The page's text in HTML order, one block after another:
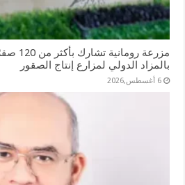
مزرعة رومانية
بالمزاد الدولي لمزارع إنتاج الصقور
6 أغسطس,2026